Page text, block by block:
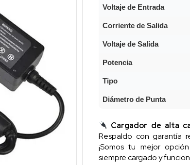
Voltaje de Entrada
Corriente de Salida
Voltaje de Salida
Potencia
Tipo
Diámetro de Punta
Cargador de alta
Respaldo con garantía
¡Somos tu mejor
siempre cargado y